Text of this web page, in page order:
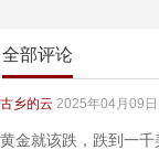
全部评论
古乡的云 2025年04月09
黄金就该跌，跌到一千